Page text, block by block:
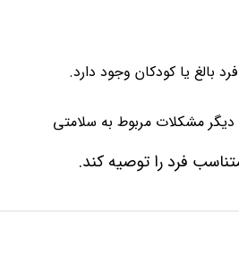
بالغ یا کودکان وجود دارد.
مشکلات مربوط به سلامتی
فرد را توصیه کند.